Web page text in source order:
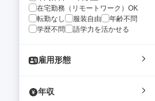
在宅勤務（リモートワーク）OK
転勤なし
服装自由
年齢不問
学歴不問
語学力を活かせる
雇用形態
年収